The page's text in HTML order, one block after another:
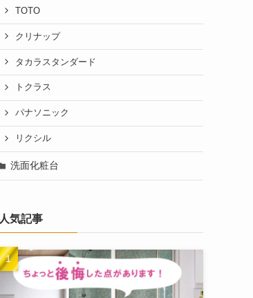
TOTO
クリナップ
タカラスタンダード
トクラス
パナソニック
リクシル
洗面化粧台
人気記事